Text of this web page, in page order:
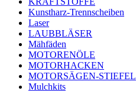
Kunstharz-Trennscheiben
Laser
LAUBBLÄSER
Mähfäden
MOTORENÖLE
MOTORHACKEN
MOTORSÄGEN-STIEFEL
Mulchkits